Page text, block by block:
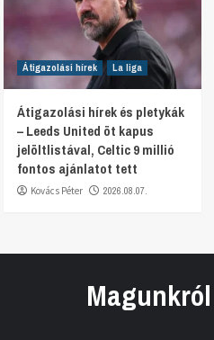
Átigazolási hírek La liga
Átigazolási hírek és pletykák
– Leeds United öt kapus
jelöltlistával, Celtic 9 millió
fontos ajánlatot tett
Kovács Péter 2026.08.07.
Magunkról